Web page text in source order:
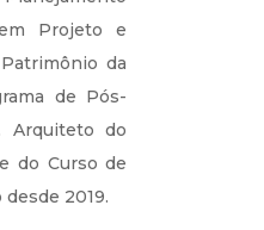
Projeto e
da
de Pós-
Arquiteto do
do Curso de
2019.